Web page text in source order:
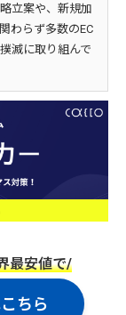
立案や、新規加
わらず多数のEC
滅に取り組んで
最安値で/
ちら